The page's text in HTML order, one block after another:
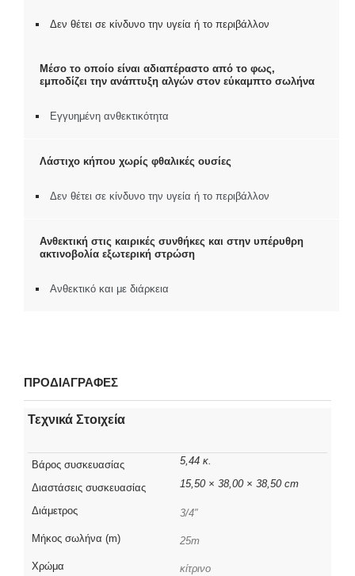
Δεν θέτει σε κίνδυνο την υγεία ή το περιβάλλον
Μέσο το οποίο είναι αδιαπέραστο από το φως,
εμποδίζει την ανάπτυξη αλγών στον εύκαμπτο σωλήνα
Εγγυημένη ανθεκτικότητα
Λάστιχο κήπου χωρίς φθαλικές ουσίες
Δεν θέτει σε κίνδυνο την υγεία ή το περιβάλλον
Ανθεκτική στις καιρικές συνθήκες και στην υπέρυθρη
ακτινοβολία εξωτερική στρώση
Ανθεκτικό και με διάρκεια
ΠΡΟΔΙΑΓΡΑΦΕΣ
Τεχνικά Στοιχεία
Βάρος συσκευασίας 5,44 κ.
Διαστάσεις συσκευασίας 15,50 × 38,00 × 38,50 cm
Διάμετρος 3/4″
Μήκος σωλήνα (m) 25m
Χρώμα κίτρινο